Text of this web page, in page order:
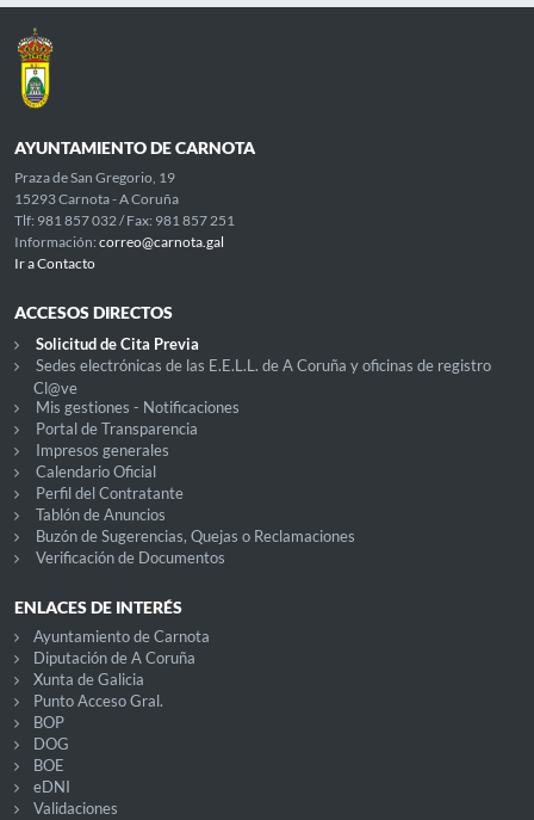
AYUNTAMIENTO DE CARNOTA
Praza de San Gregorio, 19
15293 Carnota - A Coruña
Tlf: 981 857 032 / Fax: 981 857 251
Información: correo@carnota.gal
Ir a Contacto
ACCESOS DIRECTOS
Solicitud de Cita Previa
Sedes electrónicas de las E.E.L.L. de A Coruña y oficinas de registro
Cl@ve
Mis gestiones - Notificaciones
Portal de Transparencia
Impresos generales
Calendario Oficial
Perfil del Contratante
Tablón de Anuncios
Buzón de Sugerencias, Quejas o Reclamaciones
Verificación de Documentos
ENLACES DE INTERÉS
Ayuntamiento de Carnota
Diputación de A Coruña
Xunta de Galicia
Punto Acceso Gral.
BOP
DOG
BOE
eDNI
Validaciones